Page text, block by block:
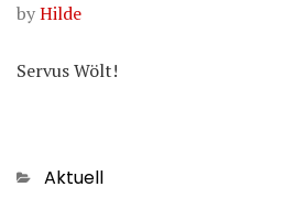
byHilde
Servus Wölt!
Categories
Aktuell